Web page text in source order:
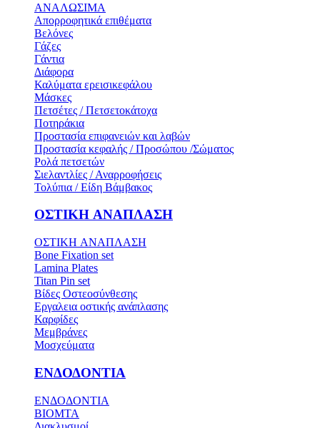
ΑΝΑΛΩΣΙΜΑ
Απορροφητικά επιθέματα
Βελόνες
Γάζες
Γάντια
Διάφορα
Καλύματα ερεισικεφάλου
Μάσκες
Πετσέτες / Πετσετοκάτοχα
Ποτηράκια
Προστασία επιφανειών και λαβών
Προστασία κεφαλής / Προσώπου /Σώματος
Ρολά πετσετών
Σιελαντλίες / Αναρροφήσεις
Τολύπια / Είδη Βάμβακος
ΟΣΤΙΚH ΑΝΑΠΛΑΣH
ΟΣΤΙΚH ΑΝΑΠΛΑΣH
Bone Fixation set
Lamina Plates
Titan Pin set
Βίδες Οστεοσύνθεσης
Εργαλεια οστικής ανάπλασης
Καρφίδες
Μεμβράνες
Μοσχεύματα
ΕΝΔΟΔΟΝΤΙΑ
ΕΝΔΟΔΟΝΤΙΑ
BIOMTA